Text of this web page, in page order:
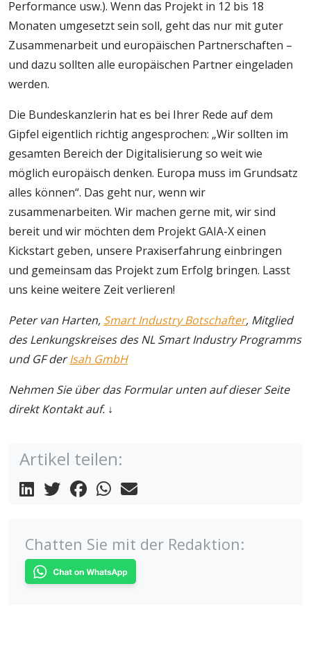
Performance usw.). Wenn das Projekt in 12 bis 18
Monaten umgesetzt sein soll, geht das nur mit guter
Zusammenarbeit und europäischen Partnerschaften –
und dazu sollten alle europäischen Partner eingeladen
werden.
Die Bundeskanzlerin hat es bei Ihrer Rede auf dem
Gipfel eigentlich richtig angesprochen: „Wir sollten im
gesamten Bereich der Digitalisierung so weit wie
möglich europäisch denken. Europa muss im Grundsatz
alles können“. Das geht nur, wenn wir
zusammenarbeiten. Wir machen gerne mit, wir sind
bereit und wir möchten dem Projekt GAIA-X einen
Kickstart geben, unsere Praxiserfahrung einbringen
und gemeinsam das Projekt zum Erfolg bringen. Lasst
uns keine weitere Zeit verlieren!
Peter van Harten, Smart Industry Botschafter, Mitglied
des Lenkungskreises des NL Smart Industry Programms
und GF derIsah GmbH
Nehmen Sie über das Formular unten auf dieser Seite
direkt Kontakt auf. ↓
Artikel teilen:
Chatten Sie mit der Redaktion: